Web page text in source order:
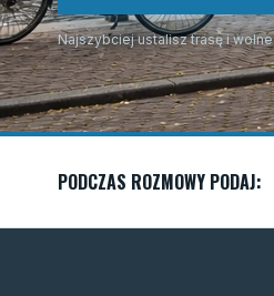
Najszybciej ustalisz trasę i
PODCZAS ROZMOWY PODAJ: